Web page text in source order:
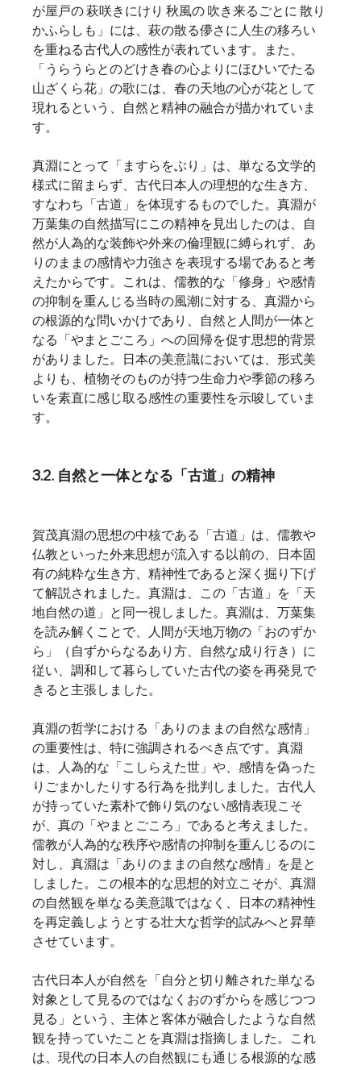
が屋戸の 萩咲きにけり 秋風の 吹き来るごとに 散り
かふらしも」には、萩の散る儚さに人生の移ろい
を重ねる古代人の感性が表れています。また、
「うらうらとのどけき春の心よりにほひいでたる
山ざくら花」の歌には、春の天地の心が花として
現れるという、自然と精神の融合が描かれていま
す。
真淵にとって「ますらをぶり」は、単なる文学的
様式に留まらず、古代日本人の理想的な生き方、
すなわち「古道」を体現するものでした。真淵が
万葉集の自然描写にこの精神を見出したのは、自
然が人為的な装飾や外来の倫理観に縛られず、あ
りのままの感情や力強さを表現する場であると考
えたからです。これは、儒教的な「修身」や感情
の抑制を重んじる当時の風潮に対する、真淵から
の根源的な問いかけであり、自然と人間が一体と
なる「やまとごころ」への回帰を促す思想的背景
がありました。日本の美意識においては、形式美
よりも、植物そのものが持つ生命力や季節の移ろ
いを素直に感じ取る感性の重要性を示唆していま
す。
3.2. 自然と一体となる「古道」の精神
賀茂真淵の思想の中核である「古道」は、儒教や
仏教といった外来思想が流入する以前の、日本固
有の純粋な生き方、精神性であると深く掘り下げ
て解説されました。真淵は、この「古道」を「天
地自然の道」と同一視しました。真淵は、万葉集
を読み解くことで、人間が天地万物の「おのずか
ら」（自ずからなるあり方、自然な成り行き）に
従い、調和して暮らしていた古代の姿を再発見で
きると主張しました。
真淵の哲学における「ありのままの自然な感情」
の重要性は、特に強調されるべき点です。真淵
は、人為的な「こしらえた世」や、感情を偽った
りごまかしたりする行為を批判しました。古代人
が持っていた素朴で飾り気のない感情表現こそ
が、真の「やまとごころ」であると考えました。
儒教が人為的な秩序や感情の抑制を重んじるのに
対し、真淵は「ありのままの自然な感情」を是と
しました。この根本的な思想的対立こそが、真淵
の自然観を単なる美意識ではなく、日本の精神性
を再定義しようとする壮大な哲学的試みへと昇華
させています。
古代日本人が自然を「自分と切り離された単なる
対象として見るのではなくおのずからを感じつつ
見る」という、主体と客体が融合したような自然
観を持っていたことを真淵は指摘しました。これ
は、現代の日本人の自然観にも通じる根源的な感